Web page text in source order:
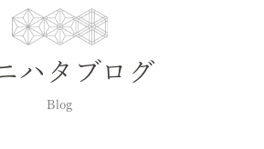
ハタブログ
Blog